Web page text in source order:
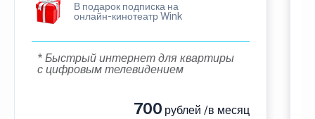
В подарок подписка на
онлайн-кинотеатр Wink
* Быстрый интернет для квартиры
с цифровым телевидением
700 рублей /в месяц